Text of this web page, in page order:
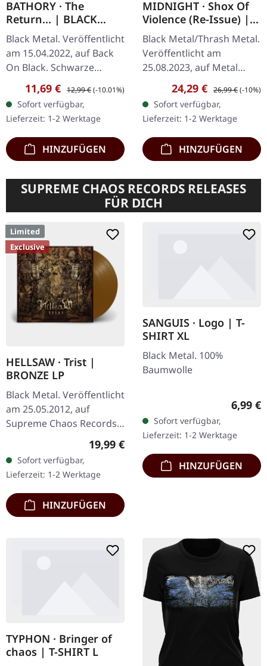
BATHORY · The
Return... | BLACK
TAPE
Black Metal. Veröffentlicht
am 15.04.2022, auf Back
On Black. Schwarze
Musik-Kassette mit 6-
seitigem J-Card. 1985
veröffentlicht, steht "The
Return..…
Verkaufspreis:
11,69 € Regulärer Preis:
12,99 €(-10.01%)
Sofort verfügbar,
Lieferzeit: 1-2 Werktage
HINZUFÜGEN
MIDNIGHT · Shox Of
Violence (Re-Issue) |
RED MARBLED 2LP
Black Metal/Thrash Metal.
Veröffentlicht am
25.08.2023, auf Metal
Blade Records. Rot-
marmoriertes Doppel-
Vinyl, limitiert auf 500
Stück im…
Verkaufspreis:
24,29 € Regulärer Preis:
26,99 €(-10%)
Sofort verfügbar,
Lieferzeit: 1-2 Werktage
HINZUFÜGEN
SUPREME CHAOS RECORDS RELEASES
FÜR DICH
Limited
Exclusive
HELLSAW · Trist |
BRONZE LP
Black Metal. Veröffentlicht
am 25.05.2012, auf
Supreme Chaos Records.
Schweres transparent
bronze farbenes Vinyl im
Gatefold-Cover mit
exklusivem…
Regulärer Preis:
19,99 €
Sofort verfügbar,
Lieferzeit: 1-2 Werktage
HINZUFÜGEN
SANGUIS · Logo | T-
SHIRT XL
Black Metal. 100%
Baumwolle
6,99 €
Sofort verfügbar,
Lieferzeit: 1-2 Werktage
HINZUFÜGEN
TYPHON · Bringer of
chaos | T-SHIRT L